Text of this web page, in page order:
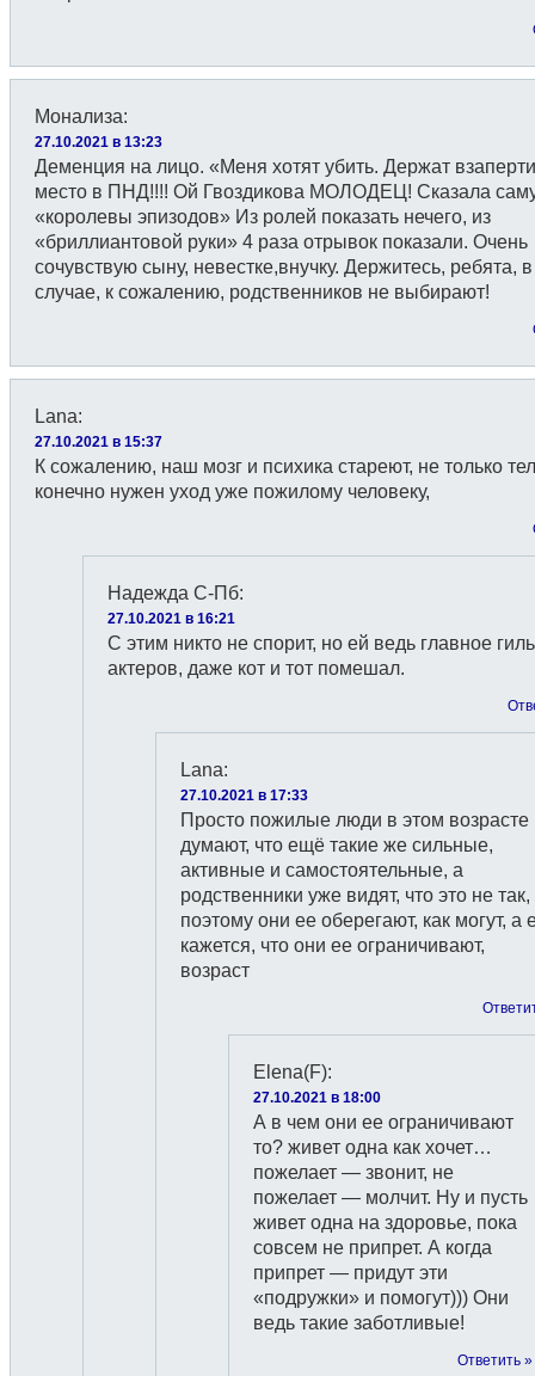
Монализа:
27.10.2021 в 13:23
Деменция на лицо. «Меня хотят убить. Держат
место в ПНД!!!! Ой Гвоздикова МОЛОДЕЦ! Сказала
«королевы эпизодов» Из ролей показать нечего, из
«бриллиантовой руки» 4 раза отрывок показали. Очень
сочувствую сыну, невестке,внучку. Держитесь, ребята,
случае, к сожалению, родственников не выбирают!
Lana:
27.10.2021 в 15:37
К сожалению, наш мозг и психика стареют, не только
конечно нужен уход уже пожилому человеку,
Надежда С-Пб:
27.10.2021 в 16:21
С этим никто не спорит, но ей ведь главное
актеров, даже кот и тот помешал.
Lana:
27.10.2021 в 17:33
Просто пожилые люди в этом возрасте
думают, что ещё такие же сильные,
активные и самостоятельные, а
родственники уже видят, что это не так,
поэтому они ее оберегают, как могут, а
кажется, что они ее ограничивают,
возраст
Elena(F):
27.10.2021 в 18:00
А в чем они ее ограничивают
то? живет одна как хочет…
пожелает — звонит, не
пожелает — молчит. Ну и пусть
живет одна на здоровье, пока
совсем не припрет. А когда
припрет — придут эти
«подружки» и помогут))) Они
ведь такие заботливые!
Ответить »